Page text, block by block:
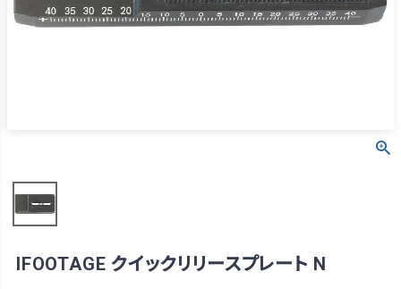
IFOOTAGE クイックリリースプレート N